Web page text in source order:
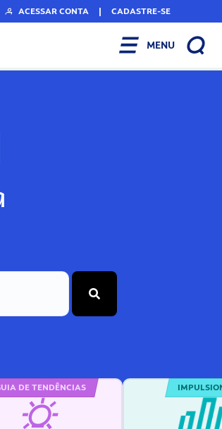
ACESSAR CONTA | CADASTRE-SE
MENU
DE TENDÊNCIAS